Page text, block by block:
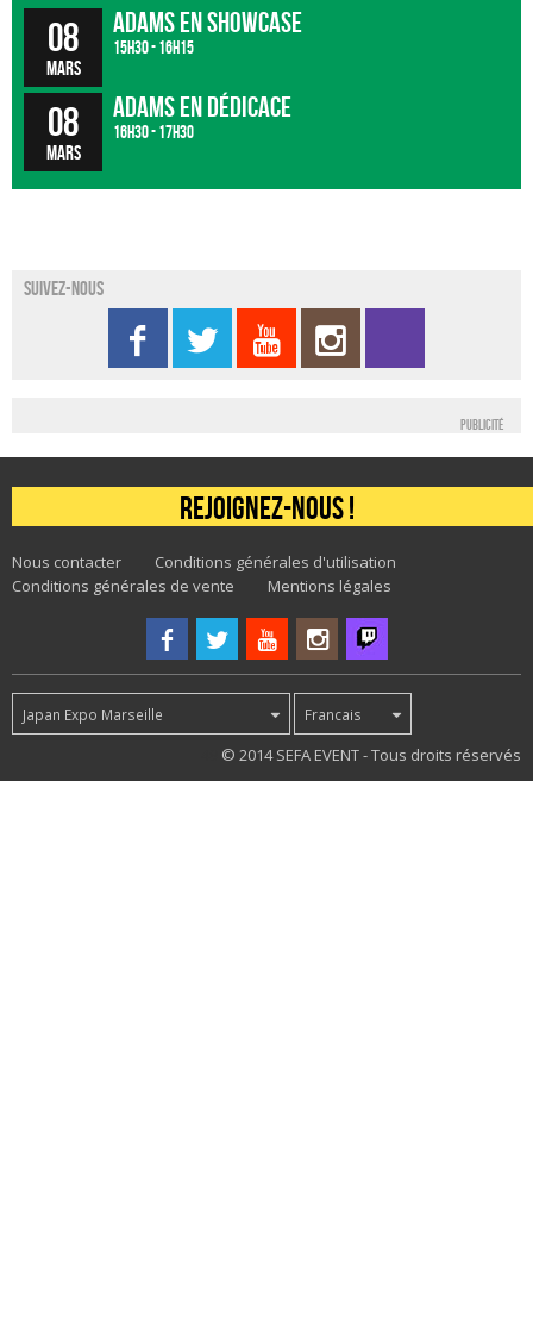
08
mars
ADAMS en showcase
15h30 - 16h15
08
mars
ADAMS en dédicace
16h30 - 17h30
Suivez-nous
Publicité
Rejoignez-nous !
Nous contacter
Conditions générales d'utilisation
Conditions générales de vente
Mentions légales
Japan Expo Marseille Francais
© 2014 SEFA EVENT - Tous droits réservés